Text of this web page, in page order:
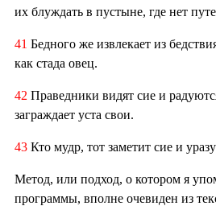
их блуждать в пустыне, где нет
41 Бедного же извлекает из
как стада овец.
42 Праведники видят сие и
заграждает уста свои.
43 Кто мудр, тот заметит сие и
Метод, или подход, о котором я
программы, вполне очевиден из